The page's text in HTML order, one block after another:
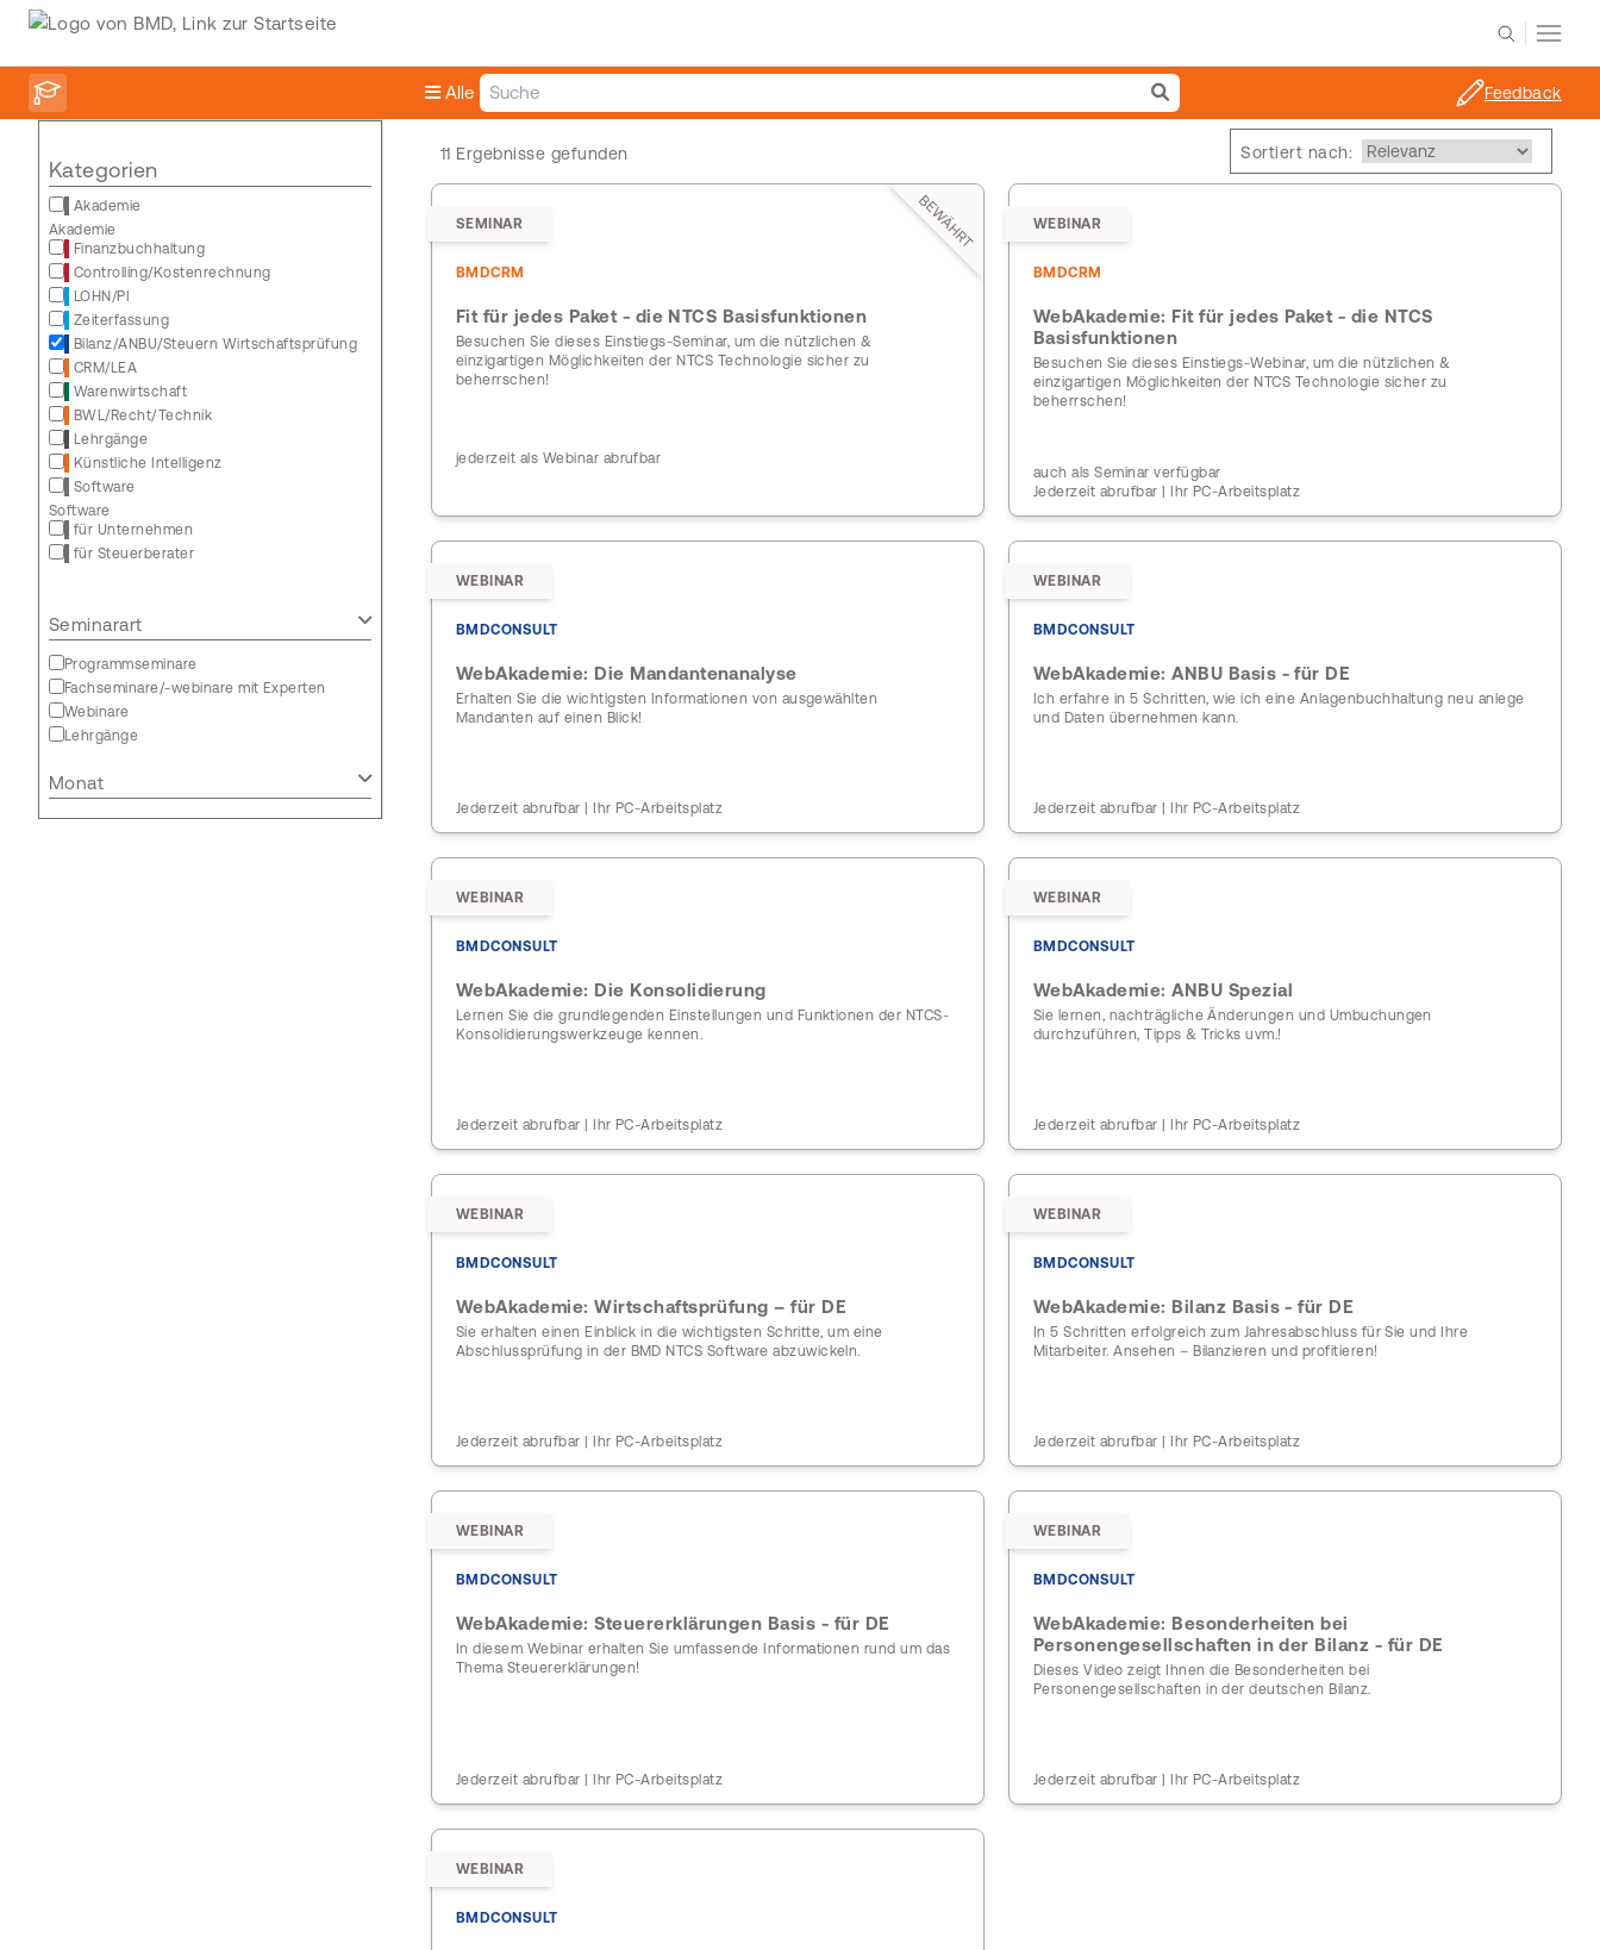
Alle Feedback
Kategorien
Akademie
Akademie
Finanzbuchhaltung
Controlling/Kostenrechnung
LOHN/PI
Zeiterfassung
Bilanz/ANBU/Steuern Wirtschaftsprüfung
CRM/LEA
Warenwirtschaft
BWL/Recht/Technik
Lehrgänge
Künstliche Intelligenz
Software
Software
für Unternehmen
für Steuerberater
Seminarart
Programmseminare
Fachseminare/-webinare mit Experten
Webinare
Lehrgänge
Monat
11 Ergebnisse gefunden Sortiert nach:
BEWÄHRT
SEMINAR
BMDCRM
Fit für jedes Paket - die NTCS Basisfunktionen
Besuchen Sie dieses Einstiegs-Seminar, um die nützlichen &
einzigartigen Möglichkeiten der NTCS Technologie sicher zu
beherrschen!
jederzeit als Webinar abrufbar
WEBINAR
BMDCRM
WebAkademie: Fit für jedes Paket - die NTCS
Basisfunktionen
Besuchen Sie dieses Einstiegs-Webinar, um die nützlichen &
einzigartigen Möglichkeiten der NTCS Technologie sicher zu
beherrschen!
auch als Seminar verfügbar
Jederzeit abrufbar | Ihr PC-Arbeitsplatz
WEBINAR
BMDCONSULT
WebAkademie: Die Mandantenanalyse
Erhalten Sie die wichtigsten Informationen von ausgewählten
Mandanten auf einen Blick!
Jederzeit abrufbar | Ihr PC-Arbeitsplatz
WEBINAR
BMDCONSULT
WebAkademie: ANBU Basis - für DE
Ich erfahre in 5 Schritten, wie ich eine Anlagenbuchhaltung neu anlege
und Daten übernehmen kann.
Jederzeit abrufbar | Ihr PC-Arbeitsplatz
WEBINAR
BMDCONSULT
WebAkademie: Die Konsolidierung
Lernen Sie die grundlegenden Einstellungen und Funktionen der NTCS-
Konsolidierungswerkzeuge kennen.
Jederzeit abrufbar | Ihr PC-Arbeitsplatz
WEBINAR
BMDCONSULT
WebAkademie: ANBU Spezial
Sie lernen, nachträgliche Änderungen und Umbuchungen
durchzuführen, Tipps & Tricks uvm.!
Jederzeit abrufbar | Ihr PC-Arbeitsplatz
WEBINAR
BMDCONSULT
WebAkademie: Wirtschaftsprüfung – für DE
Sie erhalten einen Einblick in die wichtigsten Schritte, um eine
Abschlussprüfung in der BMD NTCS Software abzuwickeln.
Jederzeit abrufbar | Ihr PC-Arbeitsplatz
WEBINAR
BMDCONSULT
WebAkademie: Bilanz Basis - für DE
In 5 Schritten erfolgreich zum Jahresabschluss für Sie und Ihre
Mitarbeiter. Ansehen – Bilanzieren und profitieren!
Jederzeit abrufbar | Ihr PC-Arbeitsplatz
WEBINAR
BMDCONSULT
WebAkademie: Steuererklärungen Basis - für DE
In diesem Webinar erhalten Sie umfassende Informationen rund um das
Thema Steuererklärungen!
Jederzeit abrufbar | Ihr PC-Arbeitsplatz
WEBINAR
BMDCONSULT
WebAkademie: Besonderheiten bei
Personengesellschaften in der Bilanz - für DE
Dieses Video zeigt Ihnen die Besonderheiten bei
Personengesellschaften in der deutschen Bilanz.
Jederzeit abrufbar | Ihr PC-Arbeitsplatz
WEBINAR
BMDCONSULT